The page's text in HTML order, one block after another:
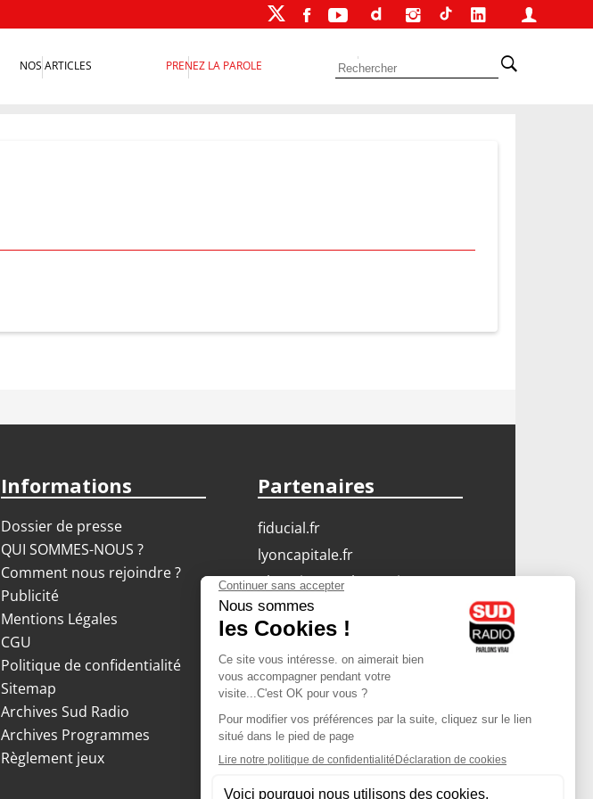
NOS ARTICLES PRENEZ LA PAROLE
Informations
Dossier de presse
QUI SOMMES-NOUS ?
Comment nous rejoindre ?
Publicité
Mentions Légales
CGU
Politique de confidentialité
Sitemap
Archives Sud Radio
Archives Programmes
Règlement jeux
Partenaires
fiducial.fr
lyoncapitale.fr
olympique-et-lyonnais.com
L'application Iphone
/ Android
Téléchargez l'application
Les cookies